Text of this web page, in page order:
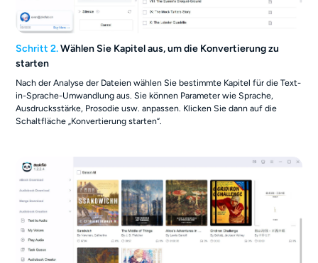
Schritt 2.Wählen Sie Kapitel aus, um die Konvertierung zu
starten
Nach der Analyse der Dateien wählen Sie bestimmte Kapitel für die Text-
in-Sprache-Umwandlung aus. Sie können Parameter wie Sprache,
Ausdrucksstärke, Prosodie usw. anpassen. Klicken Sie dann auf die
Schaltfläche „Konvertierung starten“.